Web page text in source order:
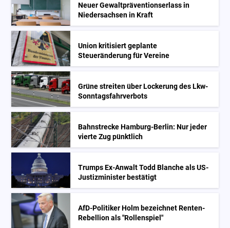
Neuer Gewaltpräventionserlass in
Niedersachsen in Kraft
Union kritisiert geplante
Steueränderung für Vereine
Grüne streiten über Lockerung des Lkw-
Sonntagsfahrverbots
Bahnstrecke Hamburg-Berlin: Nur jeder
vierte Zug pünktlich
Trumps Ex-Anwalt Todd Blanche als US-
Justizminister bestätigt
AfD-Politiker Holm bezeichnet Renten-
Rebellion als "Rollenspiel"